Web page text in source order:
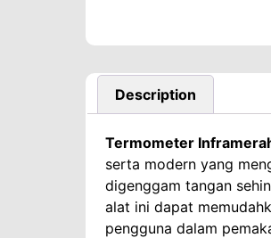
Description
Termometer
serta modern yang
digenggam tangan
alat ini dapat
pengguna dalam